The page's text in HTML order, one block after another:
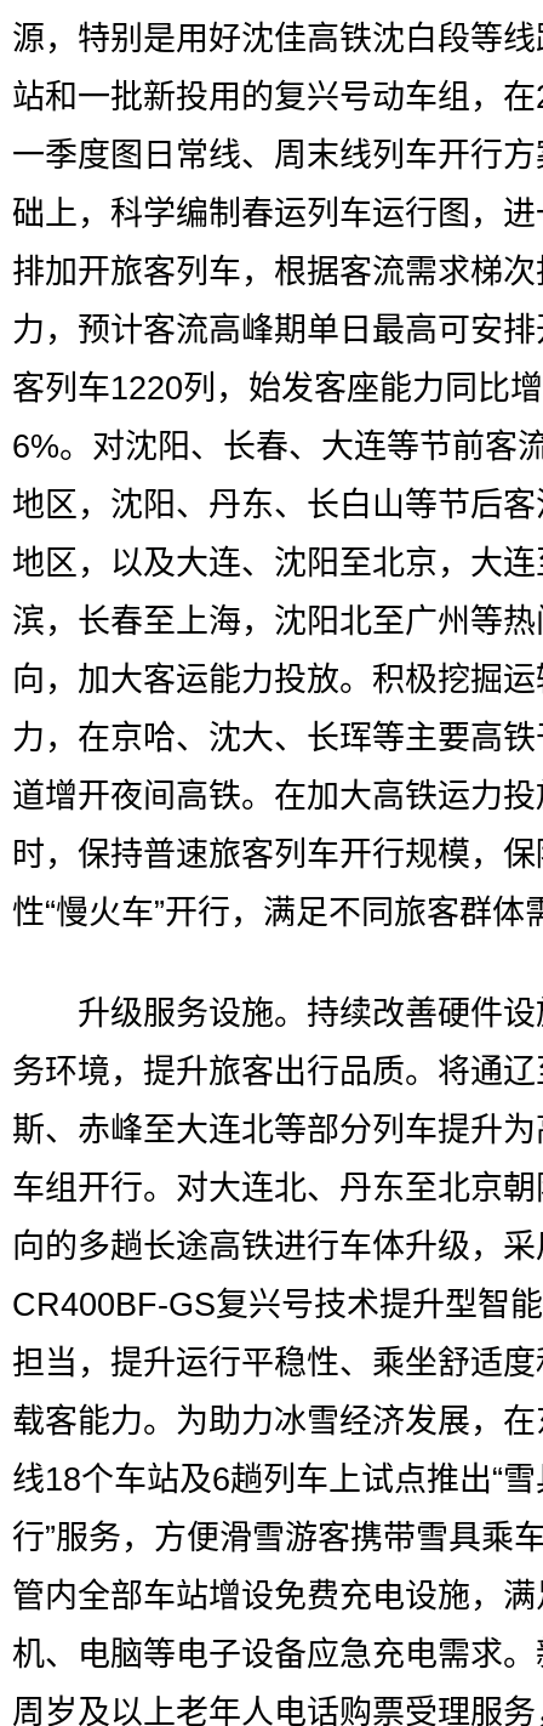
源，特别是用好沈佳高铁沈白段等
站和一批新投用的复兴号动车组，
一季度图日常线、周末线列车开行
础上，科学编制春运列车运行图，
排加开旅客列车，根据客流需求梯
力，预计客流高峰期单日最高可安
客列车1220列，始发客座能力同比
6%。对沈阳、长春、大连等节前客
地区，沈阳、丹东、长白山等节后
地区，以及大连、沈阳至北京，大
滨，长春至上海，沈阳北至广州等
向，加大客运能力投放。积极挖掘
力，在京哈、沈大、长珲等主要高
道增开夜间高铁。在加大高铁运力
时，保持普速旅客列车开行规模，
性“慢火车”开行，满足不同旅客群体
升级服务设施。持续改善硬件设
务环境，提升旅客出行品质。将通
斯、赤峰至大连北等部分列车提升
车组开行。对大连北、丹东至北京
向的多趟长途高铁进行车体升级，采
CR400BF-GS复兴号技术提升型智
担当，提升运行平稳性、乘坐舒适
载客能力。为助力冰雪经济发展，
线18个车站及6趟列车上试点推出“
行”服务，方便滑雪游客携带雪具乘
管内全部车站增设免费充电设施，
机、电脑等电子设备应急充电需求
周岁及以上老年人电话购票受理服